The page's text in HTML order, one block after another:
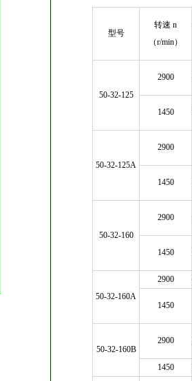
型号
转速 n
（r/min）
50-32-125
2900
1450
50-32-125A
2900
1450
50-32-160
2900
1450
50-32-160A
2900
1450
50-32-160B
2900
1450